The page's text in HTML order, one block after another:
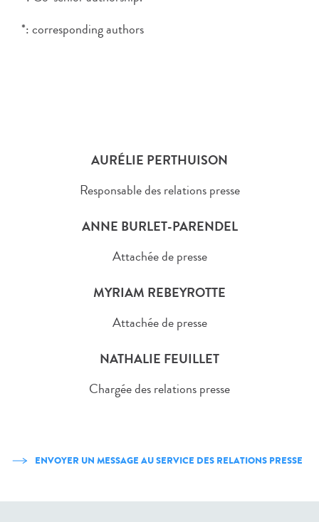
*: corresponding authors
AURÉLIE PERTHUISON
Responsable des relations presse
ANNE BURLET-PARENDEL
Attachée de presse
MYRIAM REBEYROTTE
Attachée de presse
NATHALIE FEUILLET
Chargée des relations presse
ENVOYER UN MESSAGE AU SERVICE DES RELATIONS PRESSE